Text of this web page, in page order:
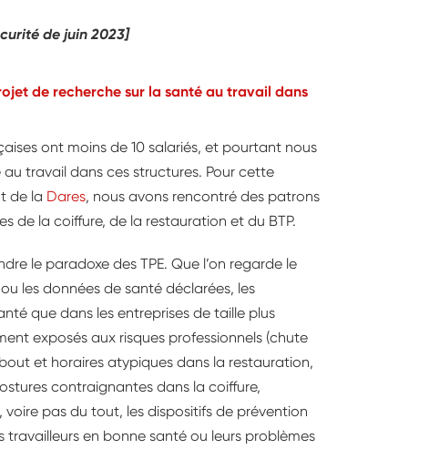
de juin 2023]
de recherche sur la santé au travail dans
ont moins de 10 salariés, et pourtant nous
travail dans ces structures. Pour cette
de la Dares, nous avons rencontré des patrons
de la coiffure, de la restauration et du BTP.
le paradoxe des TPE. Que l’on regarde le
les données de santé déclarées, les
que dans les entreprises de taille plus
exposés aux risques professionnels (chute
et horaires atypiques dans la restauration,
contraignantes dans la coiffure,
pas du tout, les dispositifs de prévention
travailleurs en bonne santé ou leurs problèmes